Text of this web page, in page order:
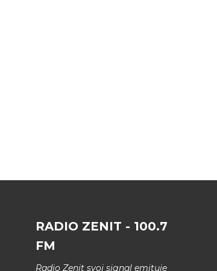
RADIO ZENIT - 100.7
FM
Radio Zenit svoj signal emituje